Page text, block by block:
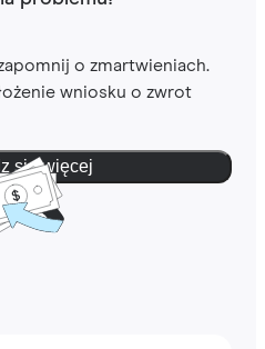
o zmartwieniach.
wniosku o zwrot
się więcej